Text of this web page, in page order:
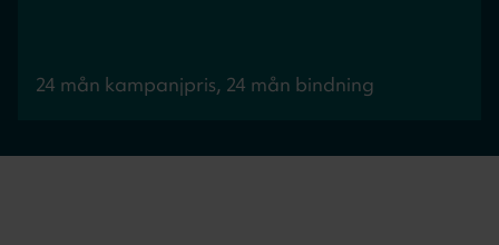
24 mån kampanjpris, 24 mån bindning